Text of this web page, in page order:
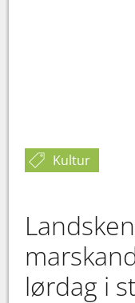
Kultur
lørdag i